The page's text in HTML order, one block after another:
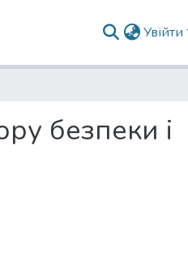
Увійти
безпеки і